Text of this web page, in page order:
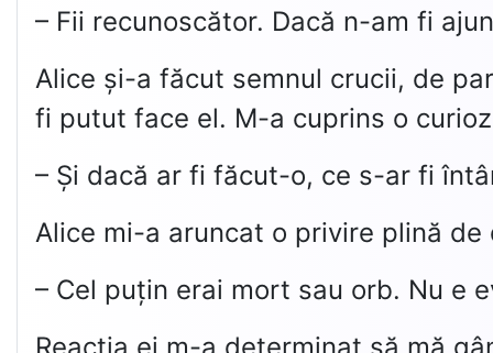
– Fii recunoscător. Dacă n-am fi
Alice și-a făcut semnul crucii, de
fi putut face el. M-a cuprins o
– Și dacă ar fi făcut-o, ce s-ar fi
Alice mi-a aruncat o privire plină
– Cel puțin erai mort sau orb. Nu e